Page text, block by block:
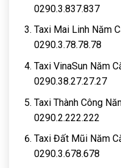
0290.3.837.837
Taxi Mai Linh Năm
0290.3.78.78.78
Taxi VinaSun Năm
0290.38.27.27.27
Taxi Thành Công
0290.2.222.222
Taxi Đất Mũi Năm
0290.3.678.678